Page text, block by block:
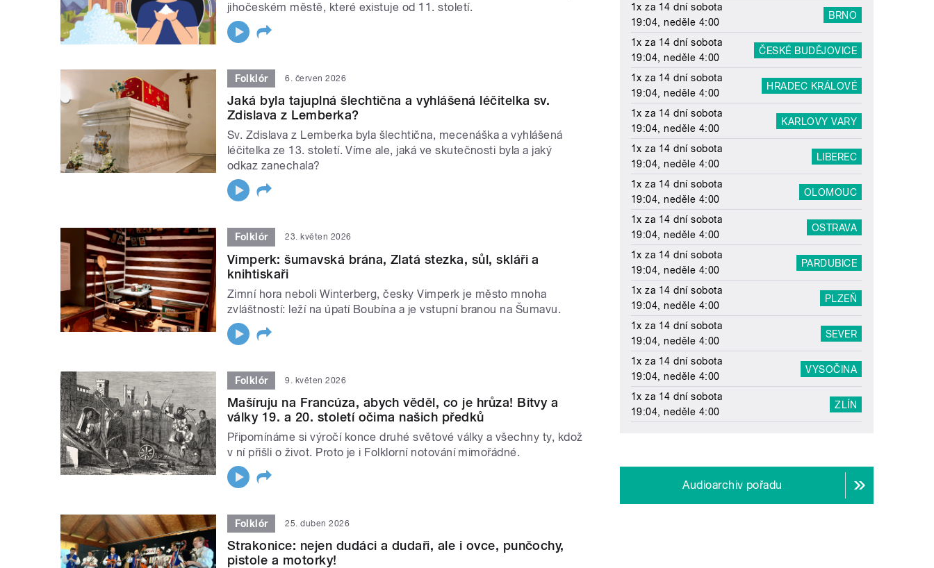
jihočeském městě, které existuje od 11. století.
Folklór 6. červen 2026
Jaká byla tajuplná šlechtična a vyhlášená léčitelka sv.
Zdislava z Lemberka?
Sv. Zdislava z Lemberka byla šlechtična, mecenáška a vyhlášená
léčitelka ze 13. století. Víme ale, jaká ve skutečnosti byla a jaký
odkaz zanechala?
Folklór 23. květen 2026
Vimperk: šumavská brána, Zlatá stezka, sůl, skláři a
knihtiskaři
Zimní hora neboli Winterberg, česky Vimperk je město mnoha
zvláštností: leží na úpatí Boubína a je vstupní branou na Šumavu.
Folklór 9. květen 2026
Mašíruju na Francúza, abych věděl, co je hrůza! Bitvy a
války 19. a 20. století očima našich předků
Připomínáme si výročí konce druhé světové války a všechny ty, kdož
v ní přišli o život. Proto je i Folklorní notování mimořádné.
Folklór 25. duben 2026
Strakonice: nejen dudáci a dudaři, ale i ovce, punčochy,
pistole a motorky!
1x za 14 dní sobota
19:04, neděle 4:00
BRNO
1x za 14 dní sobota
19:04, neděle 4:00
ČESKÉ BUDĚJOVICE
1x za 14 dní sobota
19:04, neděle 4:00
HRADEC KRÁLOVÉ
1x za 14 dní sobota
19:04, neděle 4:00
KARLOVY VARY
1x za 14 dní sobota
19:04, neděle 4:00
LIBEREC
1x za 14 dní sobota
19:04, neděle 4:00
OLOMOUC
1x za 14 dní sobota
19:04, neděle 4:00
OSTRAVA
1x za 14 dní sobota
19:04, neděle 4:00
PARDUBICE
1x za 14 dní sobota
19:04, neděle 4:00
PLZEŇ
1x za 14 dní sobota
19:04, neděle 4:00
SEVER
1x za 14 dní sobota
19:04, neděle 4:00
VYSOČINA
1x za 14 dní sobota
19:04, neděle 4:00
ZLÍN
Audioarchiv pořadu